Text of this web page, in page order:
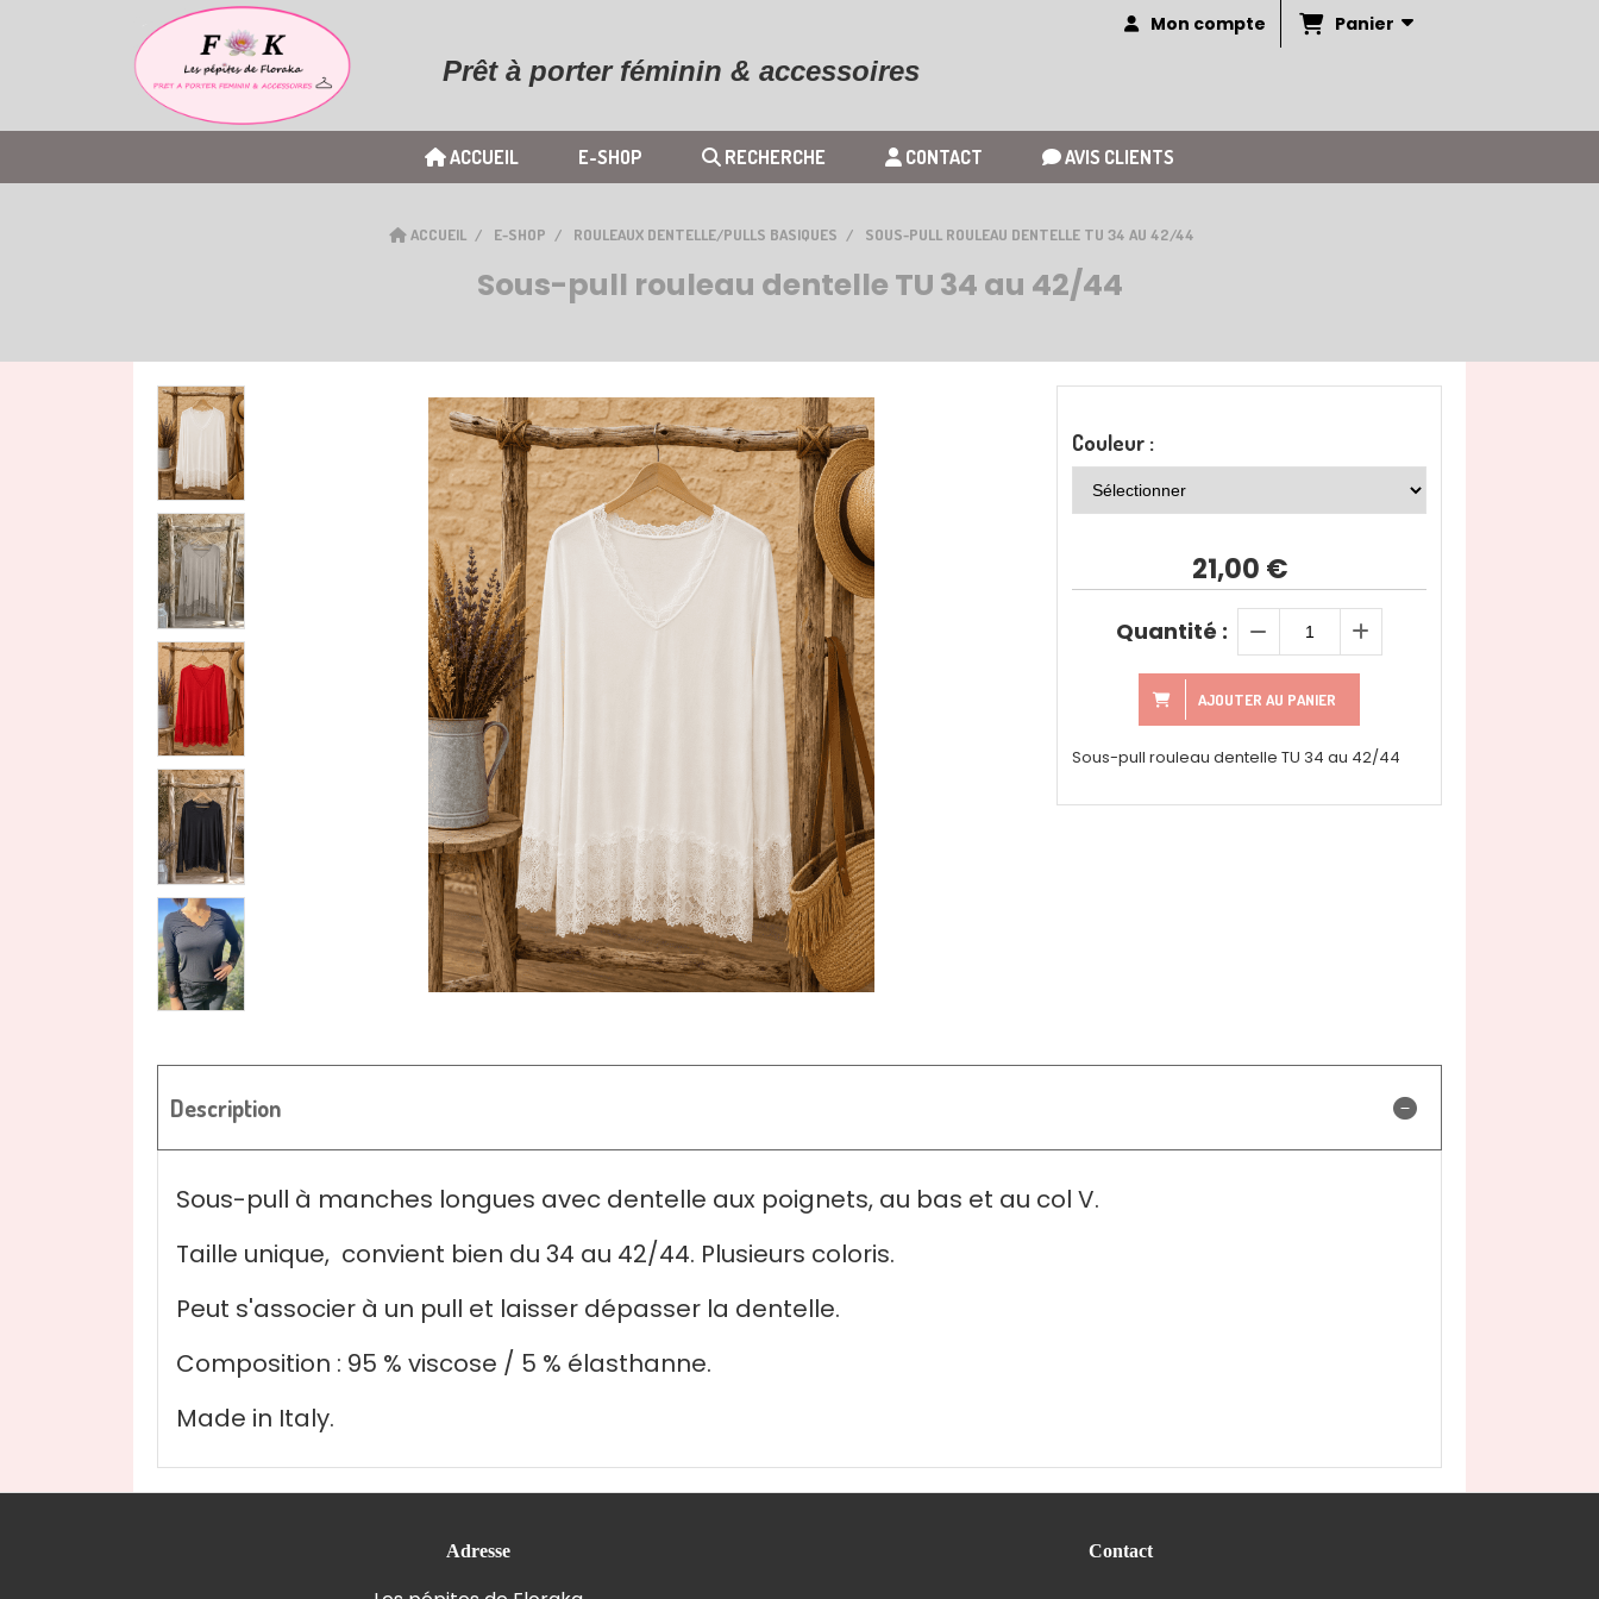
Prêt à porter féminin & accessoires
Mon compte Panier
ACCUEIL E-SHOP RECHERCHE CONTACT AVIS CLIENTS
ACCUEIL E-SHOP ROULEAUX DENTELLE/PULLS BASIQUES SOUS-PULL ROULEAU DENTELLE TU 34 AU 42/44
Sous-pull rouleau dentelle TU 34 au 42/44
Couleur :
21,00 €
Quantité :
AJOUTER AU PANIER
Sous-pull rouleau dentelle TU 34 au 42/44
Description
Sous-pull à manches longues avec dentelle aux poignets, au bas et au col V.
Taille unique, convient bien du 34 au 42/44. Plusieurs coloris.
Peut s'associer à un pull et laisser dépasser la dentelle.
Composition : 95 % viscose / 5 % élasthanne.
Made in Italy.
Adresse Contact